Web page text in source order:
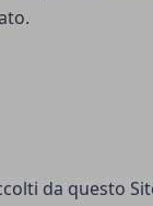
da questo